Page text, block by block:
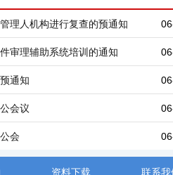
理人机构进行复查的预通知
审理辅助系统培训的通知
通知
会议
会
资料下载 联系我